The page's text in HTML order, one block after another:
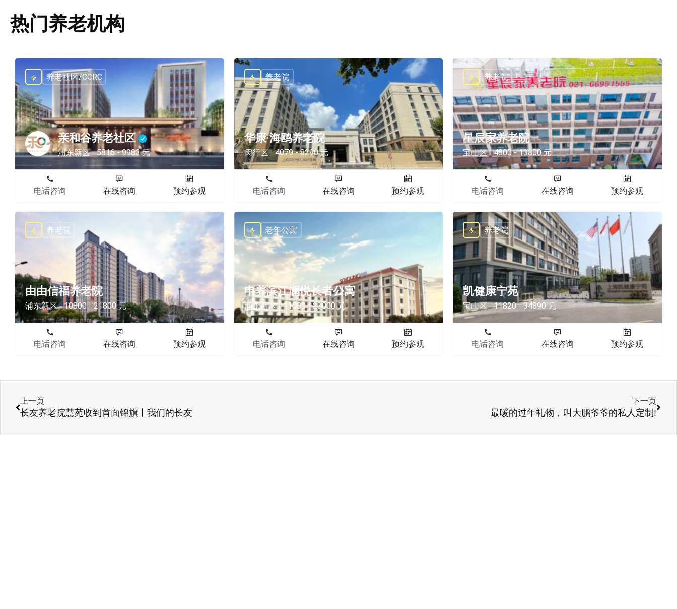
热门养老机构
亲和谷养老社区
浦东新区 5816 - 9983 元
养老社区/CCRC
电话咨询 在线咨询 预约参观
华康·海鸥养老院
闵行区 4079 - 8290 元
养老院
电话咨询 在线咨询 预约参观
星辰家养老院
宝山区 4800 - 13800 元
养老院
电话咨询 在线咨询 预约参观
由由信福养老院
浦东新区 10800 - 21800 元
养老院
电话咨询 在线咨询 预约参观
申养滨江澜悦长者公寓
浦东新区 11000 - 23000 元
老年公寓
电话咨询 在线咨询 预约参观
凯健康宁苑
宝山区 11820 - 34890 元
养老院
电话咨询 在线咨询 预约参观
上一页
长友养老院慧苑收到首面锦旗丨我们的长友
下一页
最暖的过年礼物，叫大鹏爷爷的私人定制!